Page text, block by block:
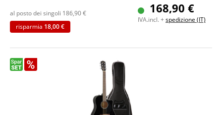
Elettronica: nessuna
Colore: Black, poliuretano lucido
Starter Set con set accessori 5 pezzi per chitarra western
168,90 €
IVA.incl. +spedizione (IT)
al posto dei singoli 186,90€
risparmia 18,00 €